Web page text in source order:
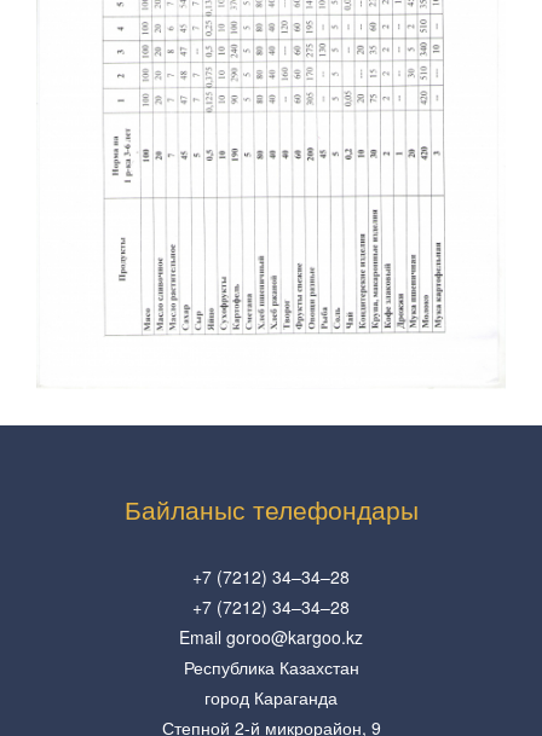
Байланыс телефондары
+7 (7212) 34–34–28
+7 (7212) 34–34–28
Email goroo@kargoo.kz
Республика Казахстан
город Караганда
Степной 2-й микрорайон, 9